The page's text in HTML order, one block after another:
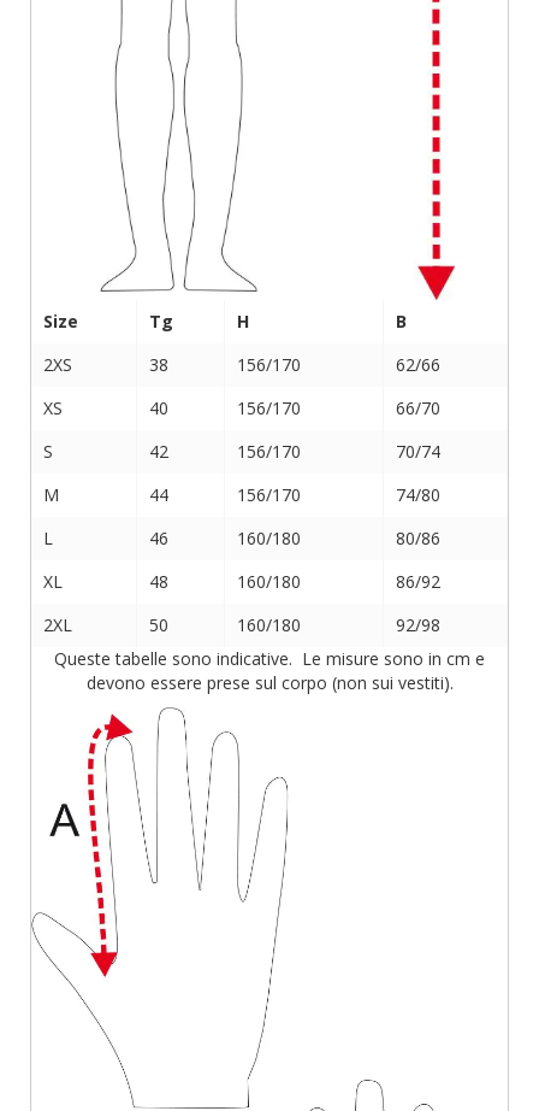
Size Tg H
B
2XS
38 156/170
62/66
XS
40 156/170
66/70
S
42 156/170
70/74
M
44 156/170
74/80
L
46 160/180
80/86
XL
48 160/180
86/92
2XL
50 160/180
92/98
Queste tabelle sono indicative. Le misure sono in cm e
devono essere prese sul corpo (non sui vestiti).